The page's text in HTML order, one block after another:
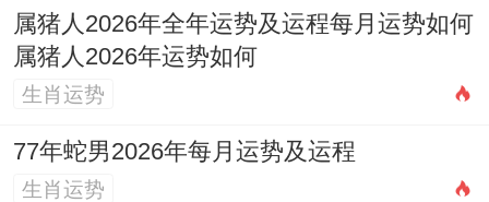
属猪人2026年全年运势及运程每月运势如何
属猪人2026年运势如何
生肖运势
77年蛇男2026年每月运势及运程
生肖运势